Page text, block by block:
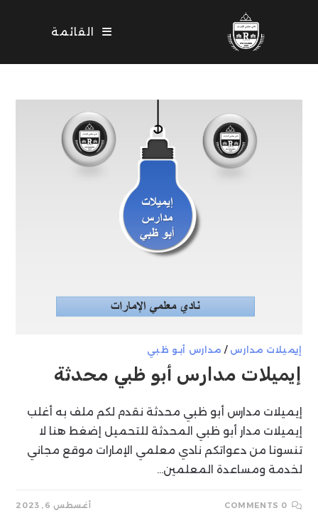
القائمة
إيميلات مدارس / مدارس أبو ظبي
إيميلات مدارس أبو ظبي محدثة
إيميلات مدارس أبو ظبي محدثة نقدم لكم ملف به أغلب
إيميلات مدار أبو ظبي المحدثة للتحميل إضغط هنا لا
تنسونا من دعواتكم نادي معلمي الإمارات موقع مجاني
لخدمة ومساعدة المعلمين…
0 COMMENTS أغسطس 6, 2023